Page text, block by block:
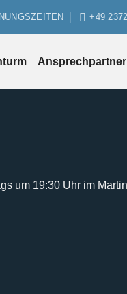
+49
Ansprechpartner
um 19:30 Uhr im